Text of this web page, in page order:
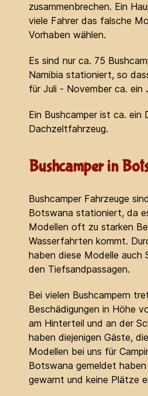
zusammenbrechen. Ein
viele Fahrer das falsche
Vorhaben wählen.
Es sind nur ca. 75
Namibia stationiert, so
für Juli - November ca. ein
Ein Bushcamper ist ca. ein
Dachzeltfahrzeug.
Bushcamper in
Bushcamper Fahrzeuge
Botswana stationiert, da
Modellen oft zu starken
Wasserfahrten kommt.
haben diese Modelle auch
den Tiefsandpassagen.
Bei vielen Bushcampern
Beschädigungen in Höhe
am Hinterteil und an der
haben diejenigen Gäste,
Modellen bei uns für
Botswana gemeldet haben
gewarnt und keine Plätze